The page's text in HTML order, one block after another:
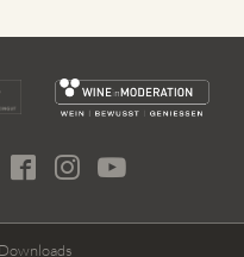
Downloads